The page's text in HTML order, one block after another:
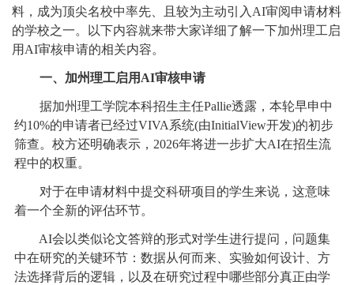
料，成为顶尖名校中率先、且较为主动引入AI审阅申请材料
的学校之一。以下内容就来带大家详细了解一下加州理工启
用AI审核申请的相关内容。
一、加州理工启用AI审核申请
据加州理工学院本科招生主任Pallie透露，本轮早申中
约10%的申请者已经过VIVA系统(由InitialView开发)的初步
筛查。校方还明确表示，2026年将进一步扩大AI在招生流
程中的权重。
对于在申请材料中提交科研项目的学生来说，这意味
着一个全新的评估环节。
AI会以类似论文答辩的形式对学生进行提问，问题集
中在研究的关键环节：数据从何而来、实验如何设计、方
法选择背后的逻辑，以及在研究过程中哪些部分真正由学